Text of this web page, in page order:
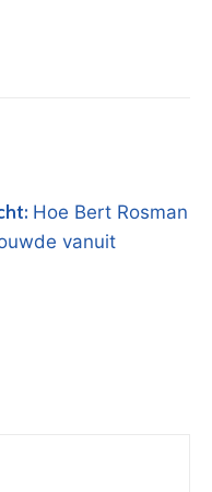
Hoe Bert Rosman
vanuit